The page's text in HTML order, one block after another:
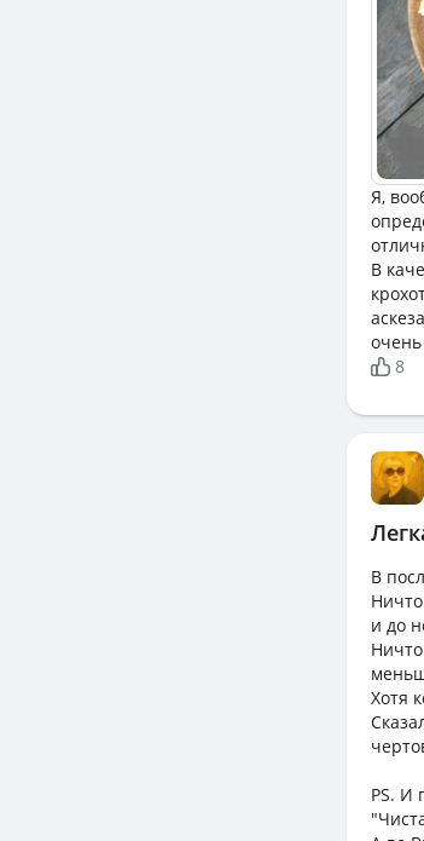
Я,
В
8
В
и до
Хотя
PS. И